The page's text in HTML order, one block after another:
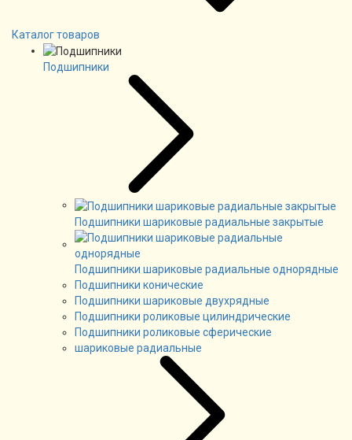
Каталог товаров
Подшипники
Подшипники шариковые радиальные закрытые
Подшипники шариковые радиальные однорядные
Подшипники конические
Подшипники шариковые двухрядные
Подшипники роликовые цилиндрические
Подшипники роликовые сферические
шариковые радиальные